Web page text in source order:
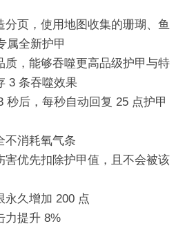
页，使用地图收集的珊瑚、鱼
属全新护甲
质，能够吞噬更高品级护甲与特
3 条吞噬效果
秒后，每秒自动回复 25 点护甲
不消耗氧气条
害优先扣除护甲值，且不会被该
永久增加 200 点
力提升 8%